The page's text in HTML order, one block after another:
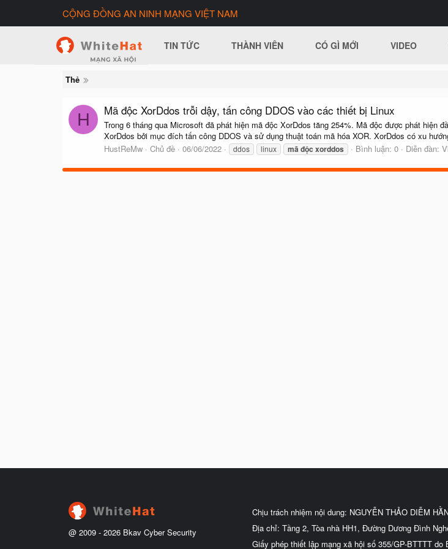
CỘNG ĐỒNG AN NINH MẠNG VIỆT NAM
TIN TỨC THÀNH VIÊN CÓ GÌ MỚI VIDEO
Thẻ
H Mã độc XorDdos trỗi dậy, tấn công DDOS vào các thiết bị Linux
Trong 6 tháng qua Microsoft đã phát hiện mã độc XorDdos tăng 254%. Mã độc được phát hiện
XorDdos bởi mục đích tấn công DDOS và sử dụng thuật toán mã hóa XOR. XorDdos có xu
HustReMw
Chủ đề 06/06/2022 ddos linux mã độc xorddos Bình luận: 0 Diễn đàn:
@ 2009 - 2026 Bkav Cyber Security
Chịu trách nhiệm nội dung: NGUYỄN THẢO DIỄM
Địa chỉ: Tầng 2, Tòa nhà HH1, Đường Dương Đình
Giấy phép thiết lập mạng xã hội số 355/GP-BTTTT